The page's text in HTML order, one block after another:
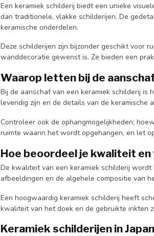
Een keramiek schilderij biedt een unieke
dan traditionele, vlakke schilderijen. De
keramische onderdelen.
Deze schilderijen zijn bijzonder geschikt voor
wanddecoratie gewenst is. Ze bieden een
Waarop letten bij de
Bij de aanschaf van een keramiek schilderij
levendig zijn en de details van de keramische
Controleer ook de ophangmogelijkheden;
ruimte waarin het wordt opgehangen, en let
Hoe beoordeel je kwaliteit
De kwaliteit van een keramiek schilderij
afbeeldingen en de algehele compositie van
Een hoogwaardig keramiek schilderij heeft
kwaliteit van het doek en de gebruikte inkten
Keramiek schilderijen in